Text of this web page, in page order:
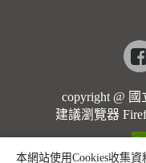
copyright @
建議瀏覽器
本網站使用Cookies收集